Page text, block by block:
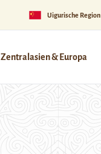
Uigurische Region
Zentralasien & Europa